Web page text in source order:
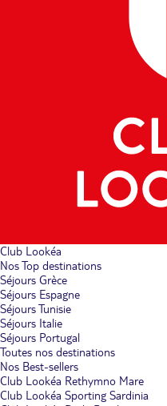
Club Lookéa
Nos Top destinations
Séjours Grèce
Séjours Espagne
Séjours Tunisie
Séjours Italie
Séjours Portugal
Toutes nos destinations
Nos Best-sellers
Club Lookéa Rethymno Mare
Club Lookéa Sporting Sardinia